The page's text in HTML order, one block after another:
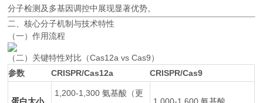
分子检测及多基因调控中展现显著优势。
二、核心分子机制与技术特性
（一）作用流程
（二）关键特性对比（Cas12a vs Cas9）
参数
CRISPR/Cas12a CRISPR/Cas9
1,200-1,300 氨基酸（更